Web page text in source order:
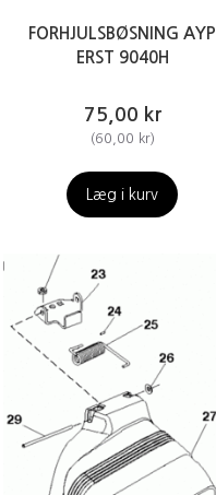
FORHJULSBØSNING AYP
ERST 9040H
75,00 kr
(60,00 kr)
Læg i kurv